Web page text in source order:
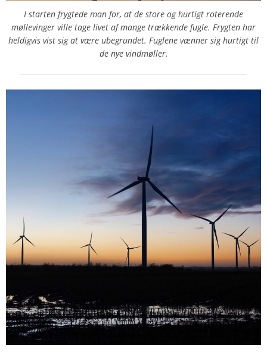
I starten frygtede man for, at de store og hurtigt roterende
møllevinger ville tage livet af mange trækkende fugle. Frygten har
heldigvis vist sig at være ubegrundet. Fuglene vænner sig hurtigt til
de nye vindmøller.